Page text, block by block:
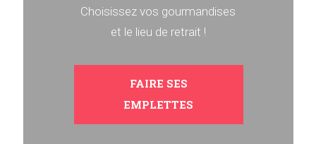
Choisissez vos gourmandises
et le lieu de retrait !
FAIRE SES
EMPLETTES